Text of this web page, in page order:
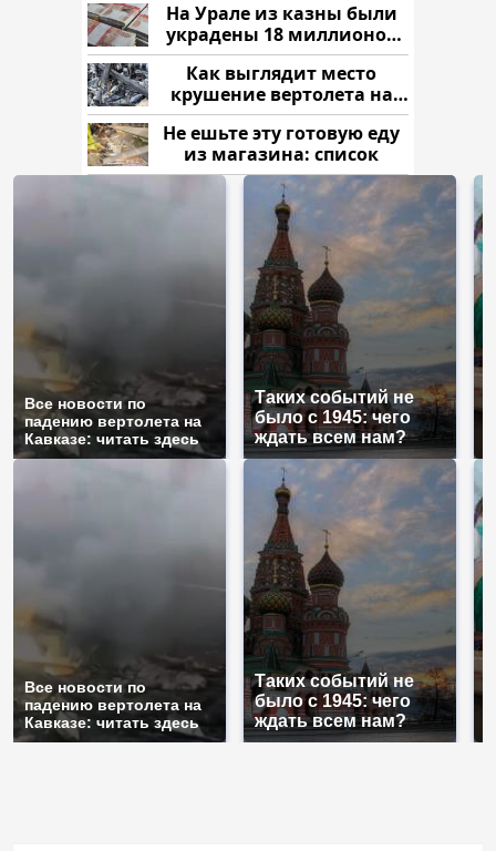
На Урале из казны были
украдены 18 миллионов
рублей
Как выглядит место
крушение вертолета на
Кавказе: смотреть
Не ешьте эту готовую еду
из магазина: список
Все новости по
падению вертолета на
Кавказе: читать здесь
Таких событий не
было с 1945: чего
ждать всем нам?
Все новости по
падению вертолета на
Кавказе: читать здесь
Таких событий не
было с 1945: чего
ждать всем нам?